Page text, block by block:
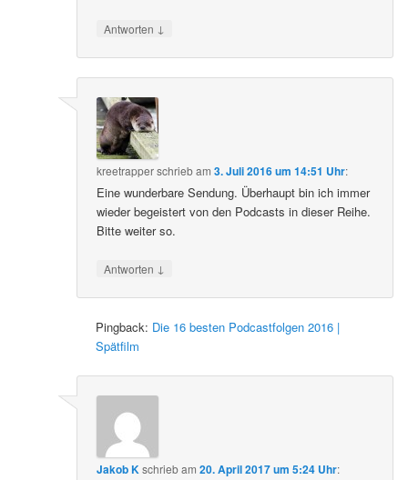
Antworten ↓
kreetrapperschriebam3. Juli 2016 um 14:51 Uhr:
Eine wunderbare Sendung. Überhaupt bin ich immer
wieder begeistert von den Podcasts in dieser Reihe.
Bitte weiter so.
Antworten ↓
Pingback: Die 16 besten Podcastfolgen 2016 |
Spätfilm
Jakob Kschriebam20. April 2017 um 5:24 Uhr: